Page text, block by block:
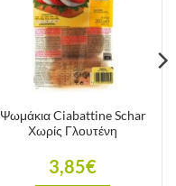
Ψωμάκια Ciabattine Schar
Χωρίς Γλουτένη
3,85€